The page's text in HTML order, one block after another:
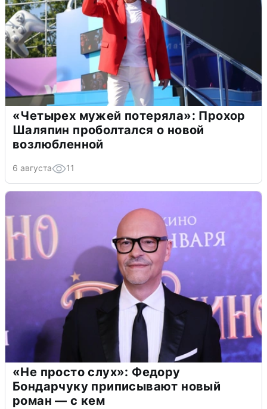
«Четырех мужей потеряла»: Прохор
Шаляпин проболтался о новой
возлюбленной
6 августа 11
«Не просто слух»: Федору
Бондарчуку приписывают новый
роман — с кем